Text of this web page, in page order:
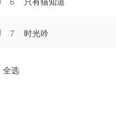
7 时光吟
全选